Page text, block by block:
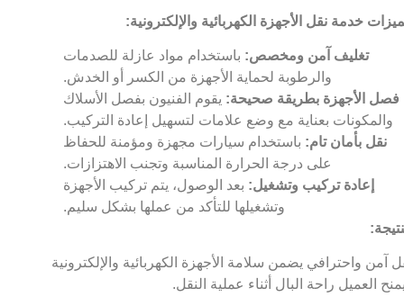
خدمة نقل الأجهزة الكهربائية والإلكترونية:
تغليف آمن ومخصص: باستخدام مواد عازلة للصدمات
والرطوبة لحماية الأجهزة من الكسر أو الخدش.
فصل الأجهزة بطريقة صحيحة: يقوم الفنيون بفصل الأسلاك
والمكونات بعناية مع وضع علامات لتسهيل إعادة التركيب.
نقل بأمان تام: باستخدام سيارات مجهزة ومؤمنة للحفاظ
على درجة الحرارة المناسبة وتجنب الاهتزازات.
إعادة تركيب وتشغيل: بعد الوصول، يتم تركيب الأجهزة
وتشغيلها للتأكد من عملها بشكل سليم.
آمن واحترافي يضمن سلامة الأجهزة الكهربائية والإلكترونية
العميل راحة البال أثناء عملية النقل.